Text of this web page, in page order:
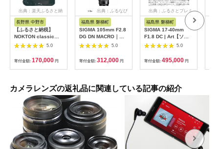
出典：楽天ふるさと納
長野県 中野市
【ふるさと納税】
NOKTON classic
35mm F1.4 E-
mount【1214167】
5.0
寄付金額: 170,000 円
出典：ふるなび
福島県 磐梯町
SIGMA 105mm F2.8
DG DN MACRO｜
Art【ソニーEマウン
5.0
寄付金額: 312,000 円
出典：ふるさとプレミ
アム
福島県 磐梯町
SIGMA 17-40mm
F1.8 DC | Art【ソニ
ーEマウント用】
5.0
寄付金額: 495,000 円
カメラレンズの返礼品に関連している記事の紹介